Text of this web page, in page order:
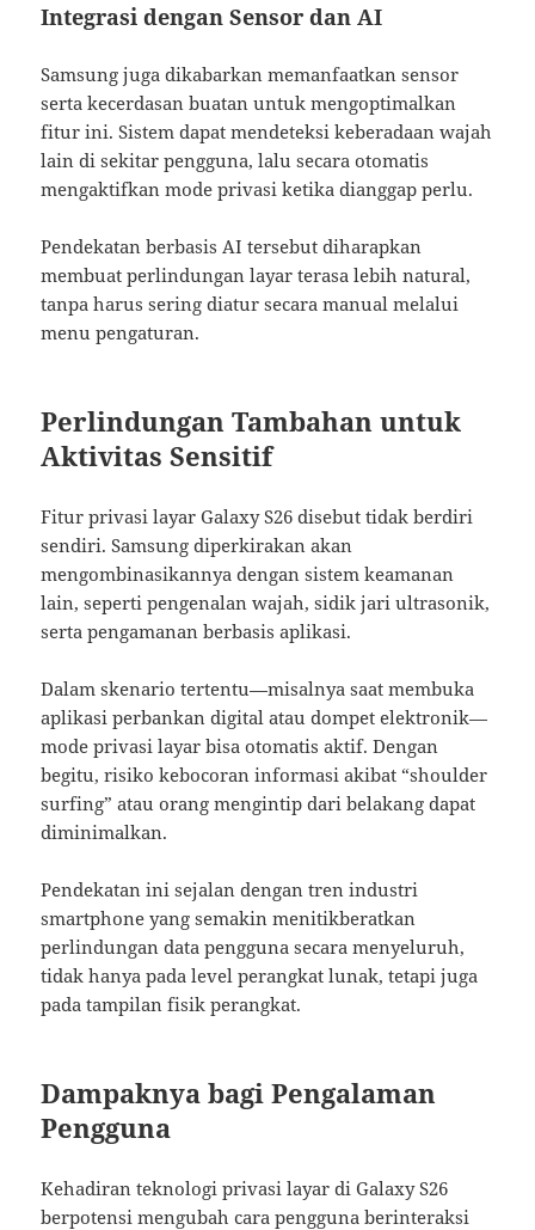
Integrasi dengan Sensor dan AI
Samsung juga dikabarkan memanfaatkan sensor
serta kecerdasan buatan untuk mengoptimalkan
fitur ini. Sistem dapat mendeteksi keberadaan wajah
lain di sekitar pengguna, lalu secara otomatis
mengaktifkan mode privasi ketika dianggap perlu.
Pendekatan berbasis AI tersebut diharapkan
membuat perlindungan layar terasa lebih natural,
tanpa harus sering diatur secara manual melalui
menu pengaturan.
Perlindungan Tambahan untuk
Aktivitas Sensitif
Fitur privasi layar Galaxy S26 disebut tidak berdiri
sendiri. Samsung diperkirakan akan
mengombinasikannya dengan sistem keamanan
lain, seperti pengenalan wajah, sidik jari ultrasonik,
serta pengamanan berbasis aplikasi.
Dalam skenario tertentu—misalnya saat membuka
aplikasi perbankan digital atau dompet elektronik—
mode privasi layar bisa otomatis aktif. Dengan
begitu, risiko kebocoran informasi akibat “shoulder
surfing” atau orang mengintip dari belakang dapat
diminimalkan.
Pendekatan ini sejalan dengan tren industri
smartphone yang semakin menitikberatkan
perlindungan data pengguna secara menyeluruh,
tidak hanya pada level perangkat lunak, tetapi juga
pada tampilan fisik perangkat.
Dampaknya bagi Pengalaman
Pengguna
Kehadiran teknologi privasi layar di Galaxy S26
berpotensi mengubah cara pengguna berinteraksi